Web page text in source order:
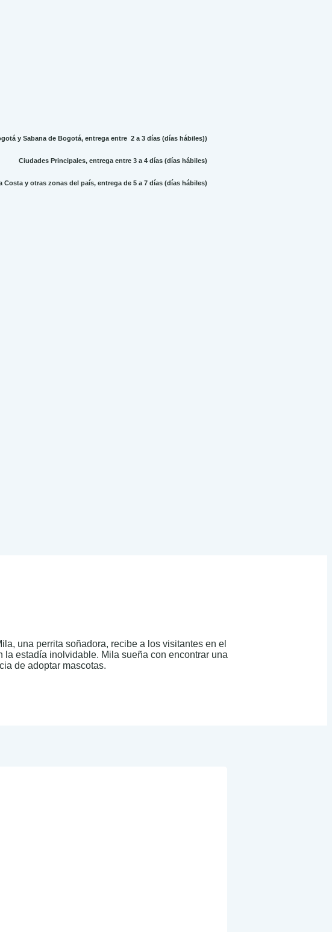
y Sabana de Bogotá, entrega entre 2 a 3 días (días hábiles))
Ciudades Principales, entrega entre 3 a 4 días (días hábiles)
Costa y otras zonas del país, entrega de 5 a 7 días (días hábiles)
una perrita soñadora, recibe a los visitantes en el
estadía inolvidable. Mila sueña con encontrar una
de adoptar mascotas.